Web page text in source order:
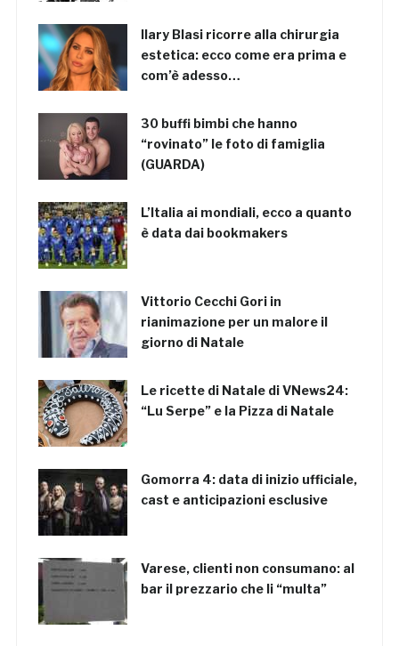
Ilary Blasi ricorre alla chirurgia
estetica: ecco come era prima e
com’è adesso…
30 buffi bimbi che hanno
“rovinato” le foto di famiglia
(GUARDA)
L’Italia ai mondiali, ecco a quanto
è data dai bookmakers
Vittorio Cecchi Gori in
rianimazione per un malore il
giorno di Natale
Le ricette di Natale di VNews24:
“Lu Serpe” e la Pizza di Natale
Gomorra 4: data di inizio ufficiale,
cast e anticipazioni esclusive
Varese, clienti non consumano: al
bar il prezzario che li “multa”